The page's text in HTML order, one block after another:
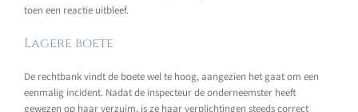
toen een reactie uitbleef.
Lagere boete
De rechtbank vindt de boete wel te hoog, aangezien het gaat om een
eenmalig incident. Nadat de inspecteur de onderneemster heeft
gewezen op haar verzuim, is ze haar verplichtingen steeds correct